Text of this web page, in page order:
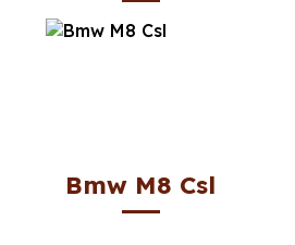
Bmw M8 Csl